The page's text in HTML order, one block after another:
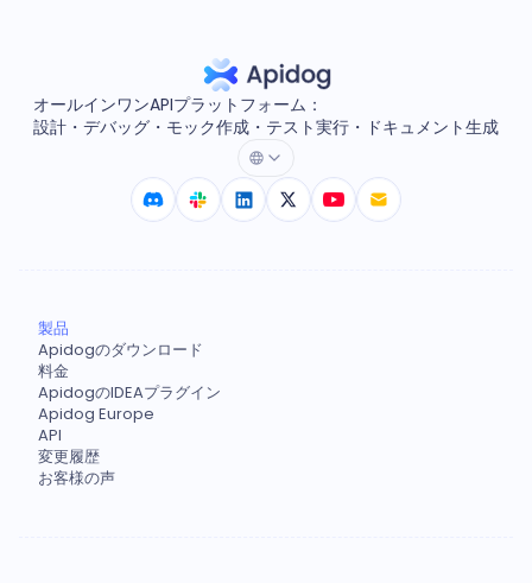
オールインワンAPIプラットフォーム：
設計・デバッグ・モック作成・テスト実行・ドキュメント生成
製品
Apidogのダウンロード
料金
ApidogのIDEAプラグイン
Apidog Europe
API
変更履歴
お客様の声